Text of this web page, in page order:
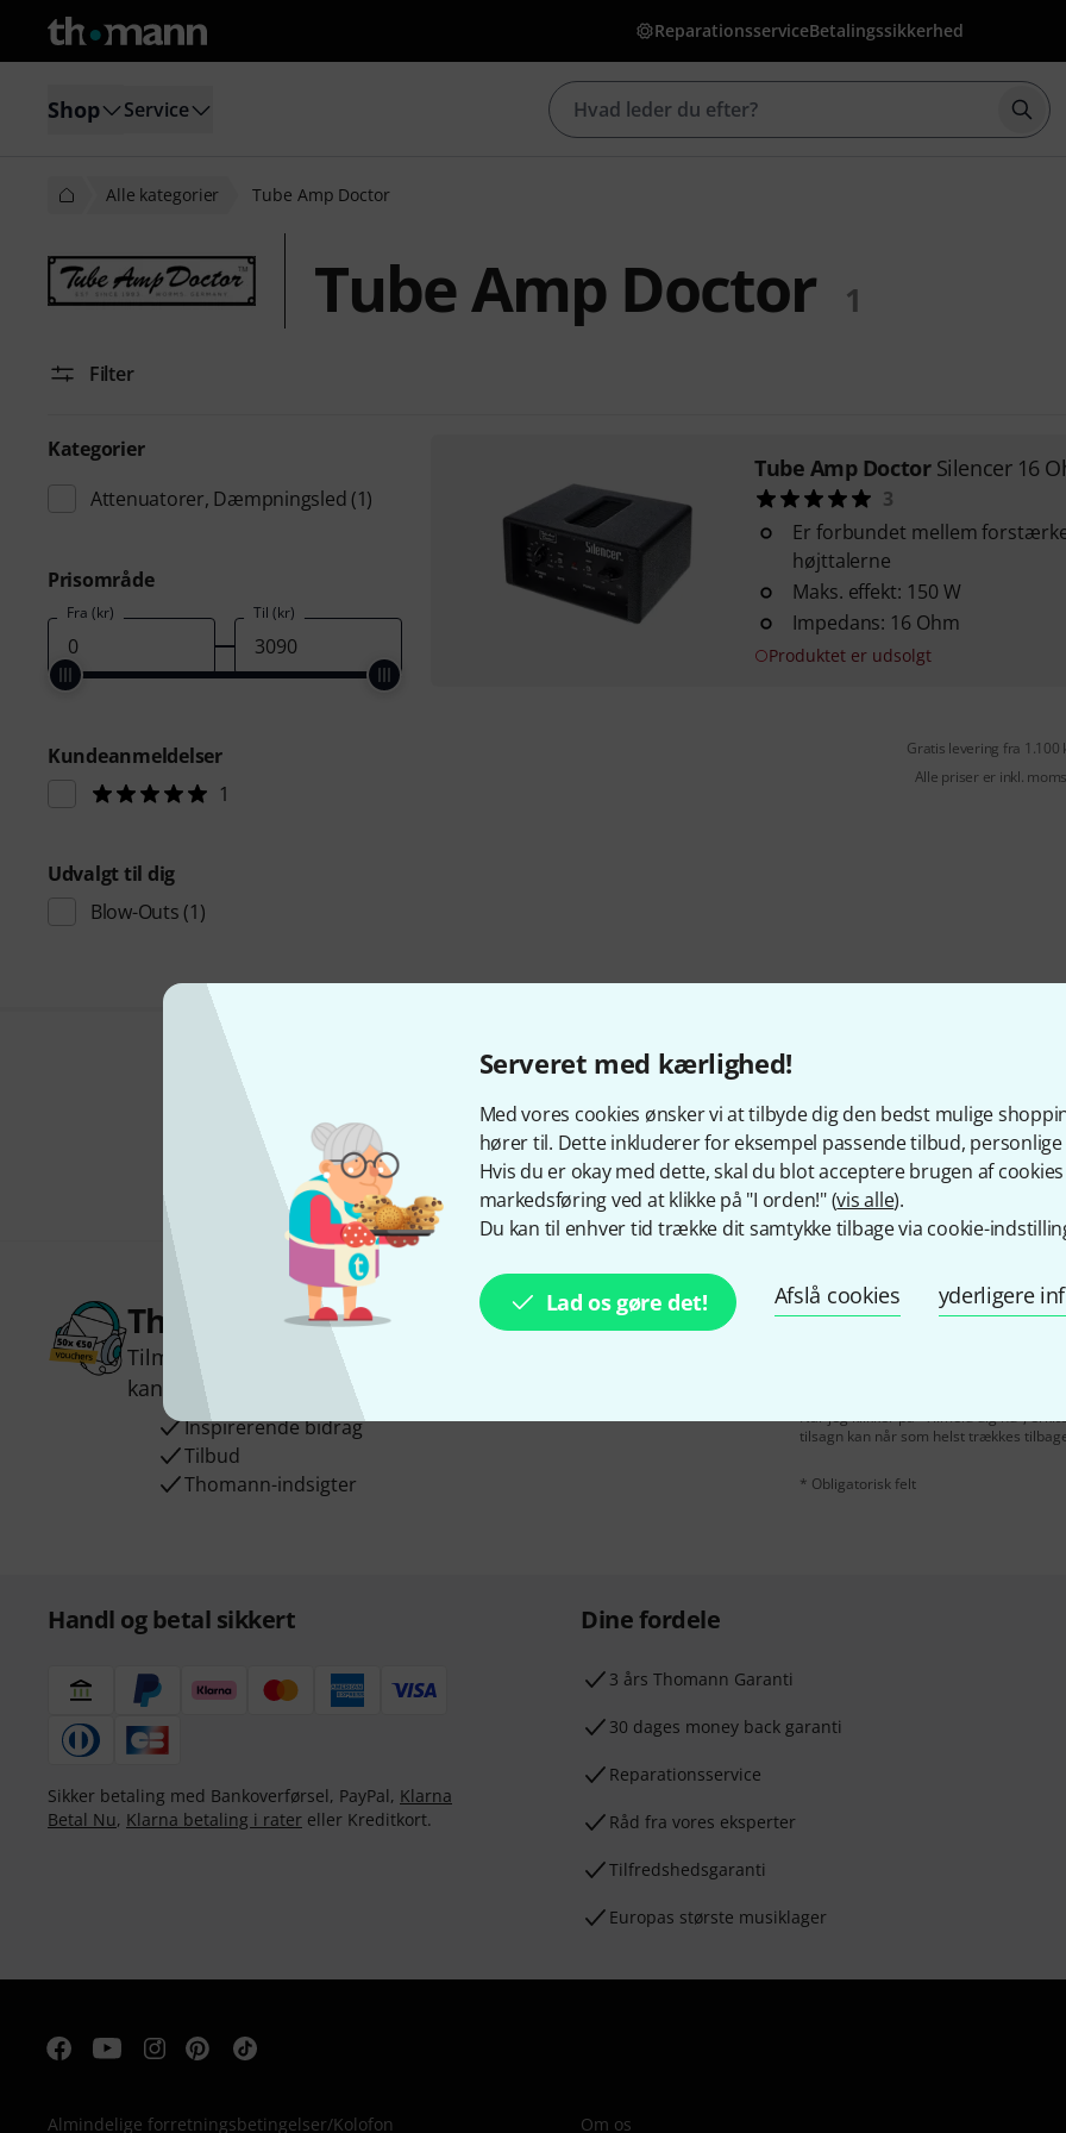
Serveret med kærlighed!
Med vores cookies ønsker vi at tilbyde dig den bedst mulige
hører til. Dette inkluderer for eksempel passende tilbud,
Hvis du er okay med dette, skal du blot acceptere brugen af
markedsføring ved at klikke på "I orden!" (vis alle).
Du kan til enhver tid trække dit samtykke tilbage via cookie-
Lad os gøre det! Afslå cookies yderligere
ReparationsserviceBetalingssikkerhed
Shop Service
Alle kategorier Tube Amp Doctor
Tube Amp Doctor 1
Filter
Kategorier
Attenuatorer, Dæmpningsled (1)
Prisområde
Fra (kr) Til (kr)
Kundeanmeldelser
1
Udvalgt til dig
Blow-Outs (1)
Tube Amp Doctor Silencer 16
3
Er forbundet mellem
højttalerne
Maks. effekt: 150 W
Impedans: 16 Ohm
Produktet er udsolgt
Gratis levering fra 1.100
Alle priser er inkl.
Kan du lide det du ser?
Del Hjælp og feedback
Thomann Newsletter
Tilmeld dig Thomann Nyhedsbrevet på engelsk og med lidt held
kan du vinde en af
50 gavekort
Inspirerende bidrag
Tilbud
Thomann-indsigter
Når jeg klikker på "Tilmeld dig nu",
tilsagn kan når som helst trækkes
* Obligatorisk felt
Handl og betal sikkert
Sikker betaling med Bankoverførsel, PayPal, Klarna
Betal Nu, Klarna betaling i rater eller Kreditkort.
Dine fordele
3 års Thomann Garanti
30 dages money back garanti
Reparationsservice
Råd fra vores eksperter
Tilfredshedsgaranti
Europas største musiklager
Almindelige forretningsbetingelser/Kolofon Om os